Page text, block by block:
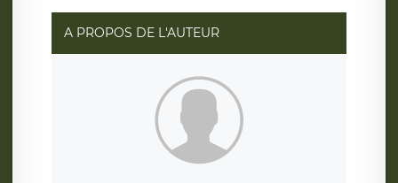
A PROPOS DE L'AUTEUR